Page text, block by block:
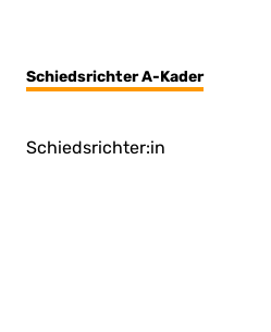
Schiedsrichter A-Kader
Schiedsrichter:in